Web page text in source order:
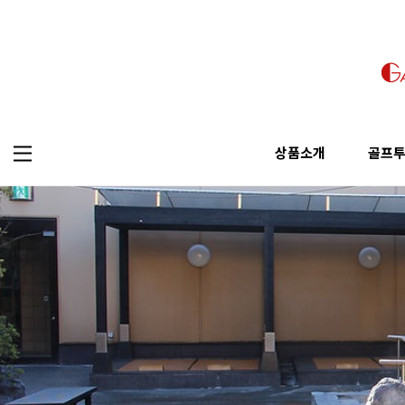
가자고 투어 추천
픽업&샌딩
상품소개
오사카 투어
고베투어
와카야마투어
골프투어
골프투어
상품소개
오사카 투어
교토투어
와카야마투어
골프
골프
골프